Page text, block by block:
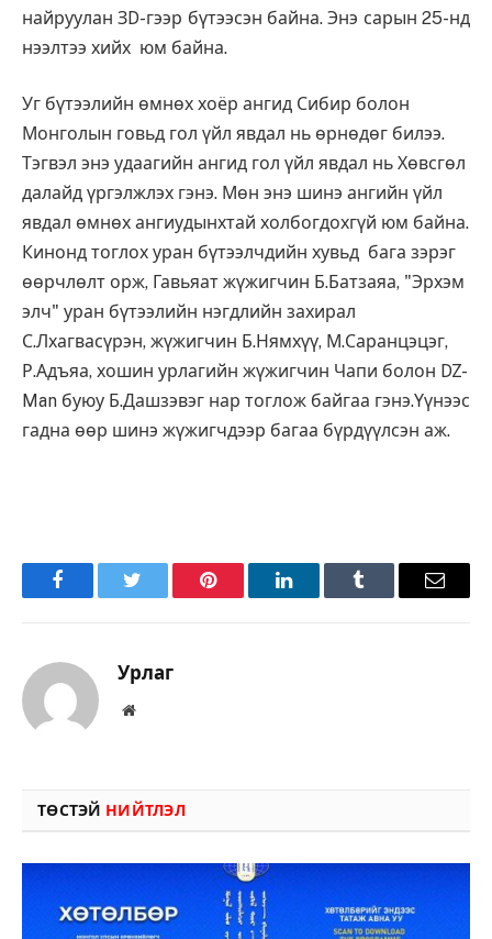
найруулан ЗD-гээр бүтээсэн байна. Энэ сарын 25-нд
нээлтээ хийх юм байна.
Уг бүтээлийн өмнөх хоёр ангид Сибир болон
Монголын говьд гол үйл явдал нь өрнөдөг билээ.
Тэгвэл энэ удаагийн ангид гол үйл явдал нь Хөвсгөл
далайд үргэлжлэх гэнэ. Мөн энэ шинэ ангийн үйл
явдал өмнөх ангиудынхтай холбогдохгүй юм байна.
Кинонд тоглох уран бүтээлчдийн хувьд бага зэрэг
өөрчлөлт орж, Гавьяат жүжигчин Б.Батзаяа, "Эрхэм
элч" уран бүтээлийн нэгдлийн захирал
С.Лхагвасүрэн, жүжигчин Б.Нямхүү, М.Саранцэцэг,
Р.Адъяа, хошин урлагийн жүжигчин Чапи болон DZ-
Man буюу Б.Дашзэвэг нар тоглож байгаа гэнэ.Үүнээс
гадна өөр шинэ жүжигчдээр багаа бүрдүүлсэн аж.
FacebookTwitter Pinterest LinkedInTumblr Имэйл
Урлаг
Вэбсайт
ТӨСТЭЙ НИЙТЛЭЛ